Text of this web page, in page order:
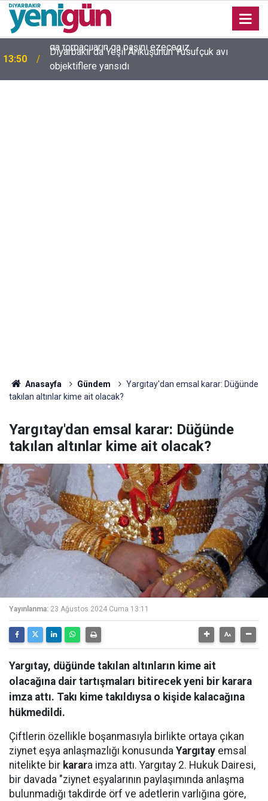
13:50
Diyarbakır’da Yeşil Arıkuşunun Yusufçuk avı
objektiflere yansıdı
Anasayfa Gündem
Yargıtay'dan emsal karar: Düğünde
takılan altınlar kime ait olacak?
Yargıtay'dan emsal karar: Düğünde
takılan altınlar kime ait olacak?
Yayınlanma: 23 Ağustos 2024 Cuma 13:11
Yargıtay, düğünde takılan altınların kime ait
olacağına dair tartışmaları bitirecek yeni bir karara
imza attı. Takı kime takıldıysa o kişide kalacağına
hükmedildi.
Çiftlerin özellikle boşanmasıyla birlikte ortaya çıkan
ziynet eşya anlaşmazlığı konusunda Yargıtay emsal
nitelikte bir karara imza attı. Yargıtay 2. Hukuk Dairesi,
bir davada "ziynet eşyalarının paylaşımında anlaşma
bulunmadığı takdirde örf ve adetlerin varlığına göre,